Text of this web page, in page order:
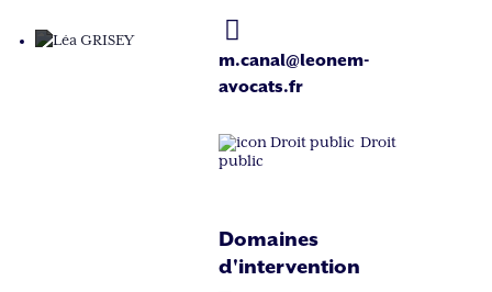
m.canal@leonem-
avocats.fr
Droit
public
Domaines
d'intervention